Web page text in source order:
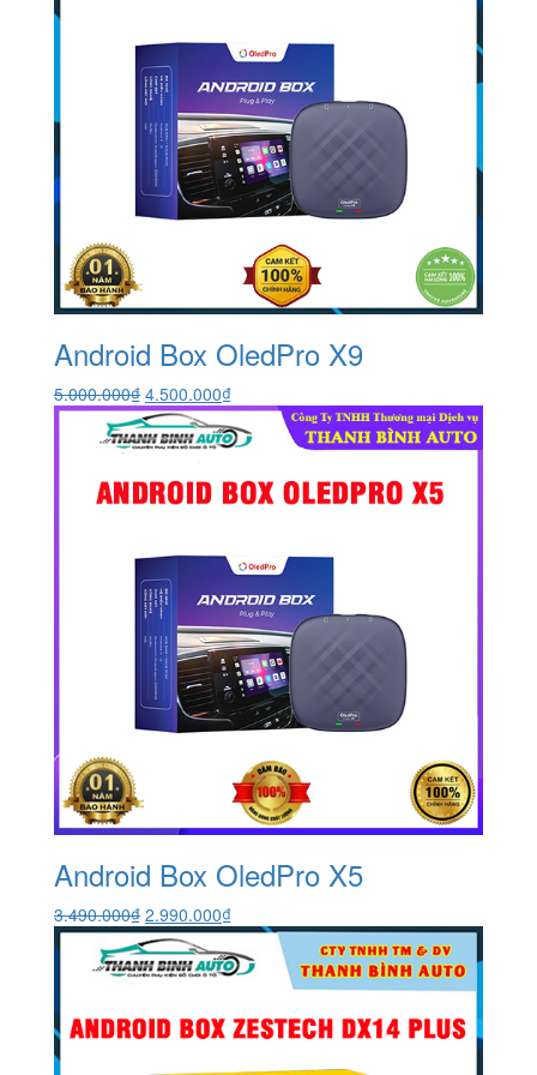
Android Box OledPro X9
5.000.000₫ Giá
gốc
là:
4.500.000₫Giá
hiện
tại
4.500.000₫.
Android Box OledPro X5
3.490.000₫ Giá
gốc
là:
3.490.000₫.
2.990.000₫Giá
hiện
tại